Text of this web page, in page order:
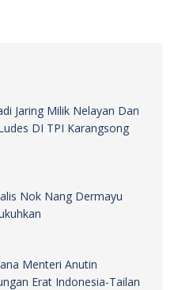
Jaring Milik Nelayan Dan
DI TPI Karangsong
Nok Nang Dermayu
Menteri Anutin
Erat Indonesia-Tailan